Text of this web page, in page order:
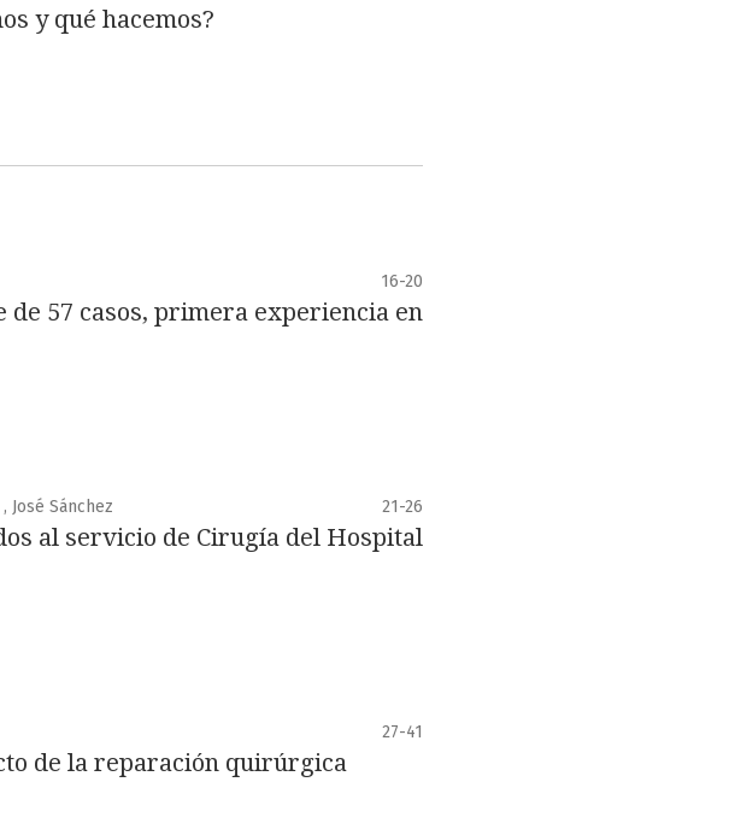
y qué hacemos?
16-20
57 casos, primera experiencia en
José Sánchez 21-26
al servicio de Cirugía del Hospital
27-41
de la reparación quirúrgica